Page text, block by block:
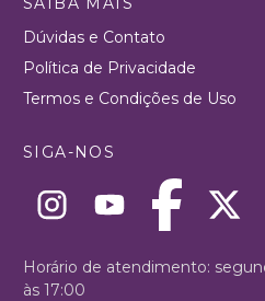
Dúvidas e Contato
Política de Privacidade
Termos e Condições de Uso
SIGA-NOS
Horário de atendimento:
às 17:00